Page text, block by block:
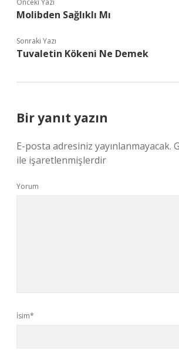
Önceki Yazı
Molibden Sağlıklı Mı
Sonraki Yazı
Tuvaletin Kökeni Ne Demek
Bir yanıt yazın
E-posta adresiniz yayınlanmayacak.
ile işaretlenmişlerdir
Yorum
İsim*